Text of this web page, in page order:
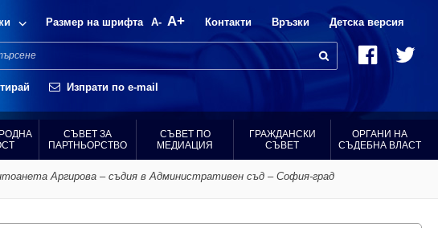
Размер на шрифта A- A+ Контакти Връзки Детска версия
Изпрати по e-mail
СЪВЕТ ЗА
ПАРТНЬОРСТВО
СЪВЕТ ПО
МЕДИАЦИЯ
ГРАЖДАНСКИ
СЪВЕТ
ОРГАНИ НА
СЪДЕБНА ВЛАСТ
Аргирова – съдия в Административен съд – София-град